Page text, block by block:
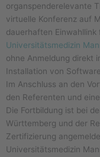
organspenderelevante
virtuelle Konferenz auf
dauerhaften Einwahllink
Universitätsmedizin
ohne Anmeldung direkt
Installation von
Im Anschluss an den
den Referenten und
Die Fortbildung ist bei
Württemberg und der
Zertifizierung
Universitätsmedizin